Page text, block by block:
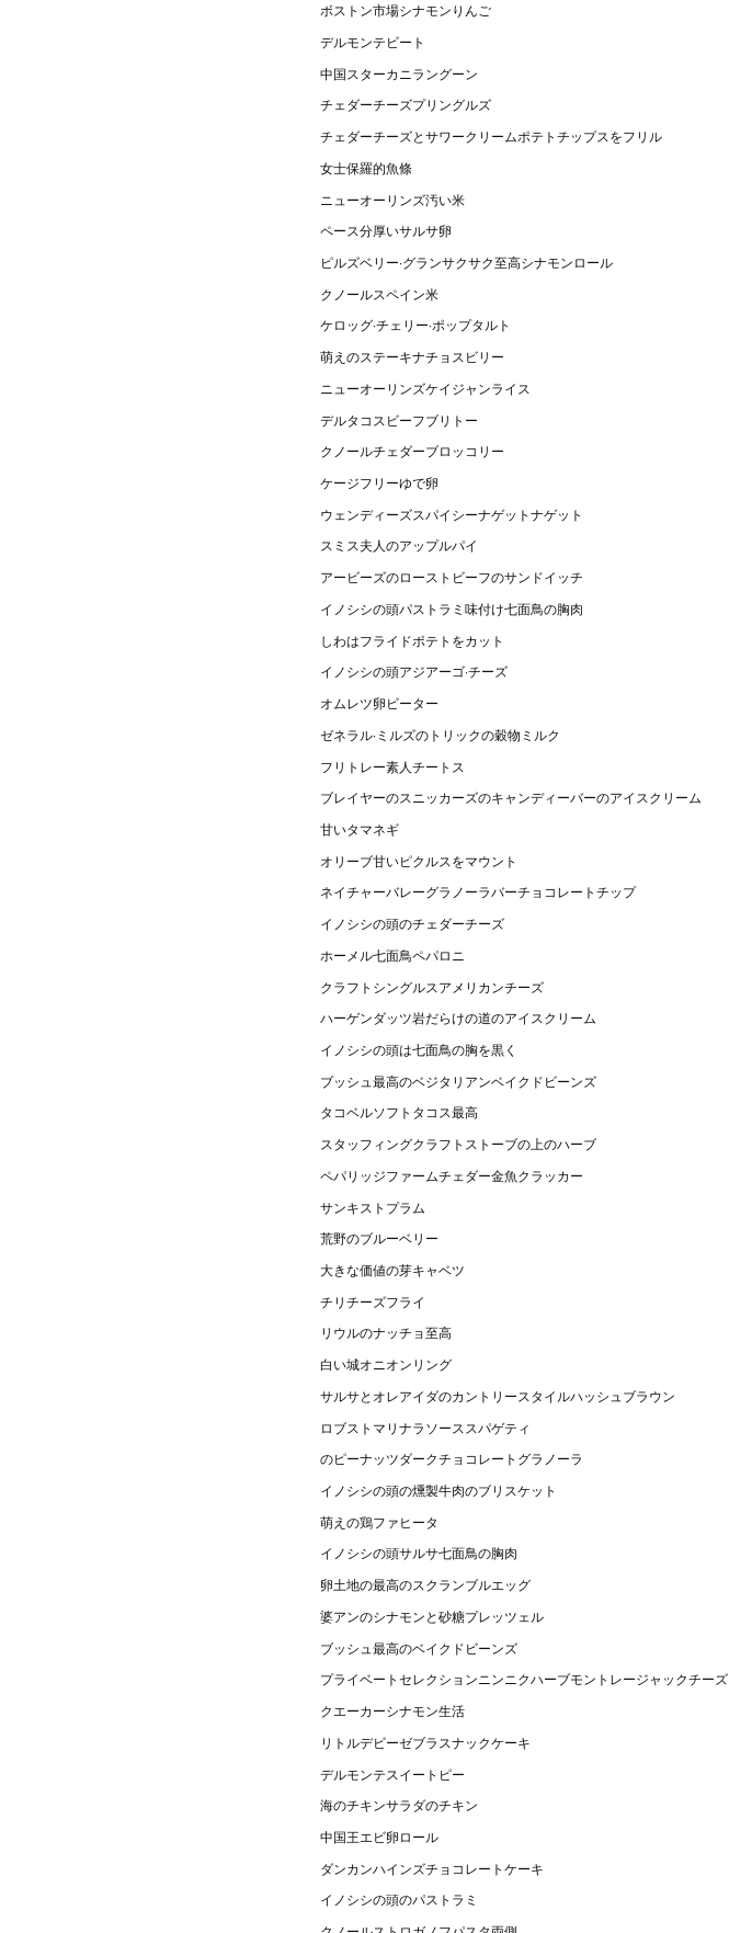
ボストン市場シナモンりんご
デルモンテビート
中国スターカニラングーン
チェダーチーズプリングルズ
チェダーチーズとサワークリームポテトチップスをフリル
女士保羅的魚條
ニューオーリンズ汚い米
ペース分厚いサルサ卵
ピルズベリー·グランサクサク至高シナモンロール
クノールスペイン米
ケロッグ·チェリー·ポップタルト
萌えのステーキナチョスビリー
ニューオーリンズケイジャンライス
デルタコスビーフブリトー
クノールチェダーブロッコリー
ケージフリーゆで卵
ウェンディーズスパイシーナゲットナゲット
スミス夫人のアップルパイ
アービーズのローストビーフのサンドイッチ
イノシシの頭パストラミ味付け七面鳥の胸肉
しわはフライドポテトをカット
イノシシの頭アジアーゴ·チーズ
オムレツ卵ビーター
ゼネラル·ミルズのトリックの穀物ミルク
フリトレー素人チートス
ブレイヤーのスニッカーズのキャンディーバーのアイスクリーム
甘いタマネギ
オリーブ甘いピクルスをマウント
ネイチャーバレーグラノーラバーチョコレートチップ
イノシシの頭のチェダーチーズ
ホーメル七面鳥ペパロニ
クラフトシングルスアメリカンチーズ
ハーゲンダッツ岩だらけの道のアイスクリーム
イノシシの頭は七面鳥の胸を黒く
ブッシュ最高のベジタリアンベイクドビーンズ
タコベルソフトタコス最高
スタッフィングクラフトストーブの上のハーブ
ペパリッジファームチェダー金魚クラッカー
サンキストプラム
荒野のブルーベリー
大きな価値の芽キャベツ
チリチーズフライ
リウルのナッチョ至高
白い城オニオンリング
サルサとオレアイダのカントリースタイルハッシュブラウン
ロブストマリナラソーススパゲティ
のピーナッツダークチョコレートグラノーラ
イノシシの頭の燻製牛肉のブリスケット
萌えの鶏ファヒータ
イノシシの頭サルサ七面鳥の胸肉
卵土地の最高のスクランブルエッグ
婆アンのシナモンと砂糖プレッツェル
ブッシュ最高のベイクドビーンズ
プライベートセレクションニンニクハーブモントレージャックチーズ
クエーカーシナモン生活
リトルデビーゼブラスナックケーキ
デルモンテスイートピー
海のチキンサラダのチキン
中国王エビ卵ロール
ダンカンハインズチョコレートケーキ
イノシシの頭のパストラミ